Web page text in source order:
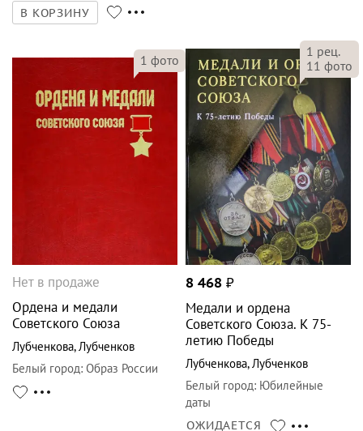
В КОРЗИНУ
1 фото
Нет в продаже
Ордена и медали
Советского Союза
Лубченкова,Лубченков
Белый город: Образ России
1 рец.
11 фото
8 468 ₽
Медали и ордена
Советского Союза. К 75-
летию Победы
Лубченкова,Лубченков
Белый город: Юбилейные
даты
ОЖИДАЕТСЯ